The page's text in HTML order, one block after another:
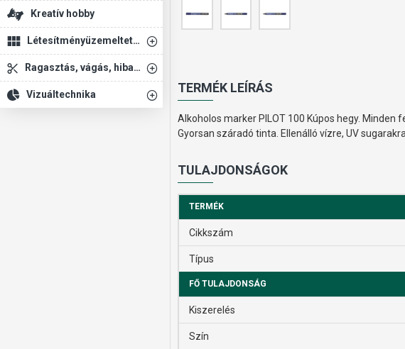
Kreatív hobby
Létesítményüzemeltetés
Ragasztás, vágás, hibajavítás
Vizuáltechnika TERMÉK LEÍRÁS
Alkoholos marker PILOT 100 Kúpos hegy.
Gyorsan száradó tinta. Ellenálló vízre, UV
TULAJDONSÁGOK
TERMÉK
Cikkszám
Típus
FŐ TULAJDONSÁG
Kiszerelés
Szín